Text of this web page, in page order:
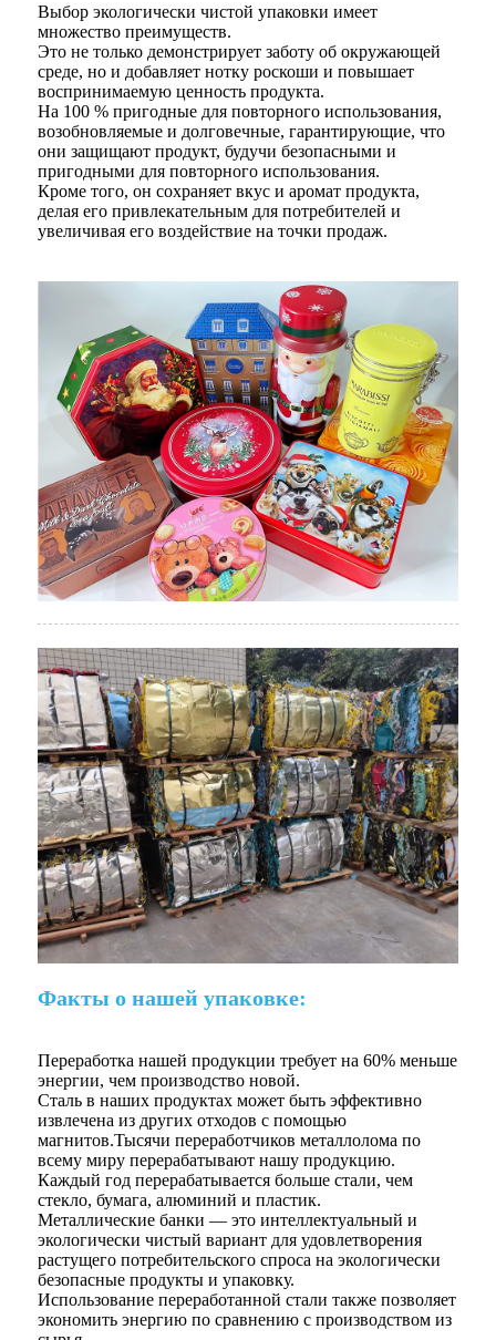
Выбор экологически чистой упаковки имеет
множество преимуществ.
Это не только демонстрирует заботу об окружающей
среде, но и добавляет нотку роскоши и повышает
воспринимаемую ценность продукта.
На 100 % пригодные для повторного использования,
возобновляемые и долговечные, гарантирующие, что
они защищают продукт, будучи безопасными и
пригодными для повторного использования.
Кроме того, он сохраняет вкус и аромат продукта,
делая его привлекательным для потребителей и
увеличивая его воздействие на точки продаж.
Факты о нашей упаковке:
Переработка нашей продукции требует на 60% меньше
энергии, чем производство новой.
Сталь в наших продуктах может быть эффективно
извлечена из других отходов с помощью
магнитов.Тысячи переработчиков металлолома по
всему миру перерабатывают нашу продукцию.
Каждый год перерабатывается больше стали, чем
стекло, бумага, алюминий и пластик.
Металлические банки — это интеллектуальный и
экологически чистый вариант для удовлетворения
растущего потребительского спроса на экологически
безопасные продукты и упаковку.
Использование переработанной стали также позволяет
экономить энергию по сравнению с производством из